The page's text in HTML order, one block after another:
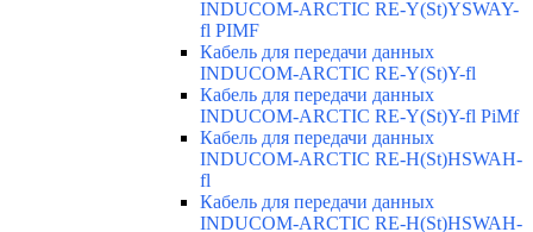
INDUCOM-ARCTIC RE-Y(St)YSWAY-
fl PIMF
Кабель для передачи данных
INDUCOM-ARCTIC RE-Y(St)Y-fl
Кабель для передачи данных
INDUCOM-ARCTIC RE-Y(St)Y-fl PiMf
Кабель для передачи данных
INDUCOM-ARCTIC RE-H(St)HSWAH-
fl
Кабель для передачи данных
INDUCOM-ARCTIC RE-H(St)HSWAH-